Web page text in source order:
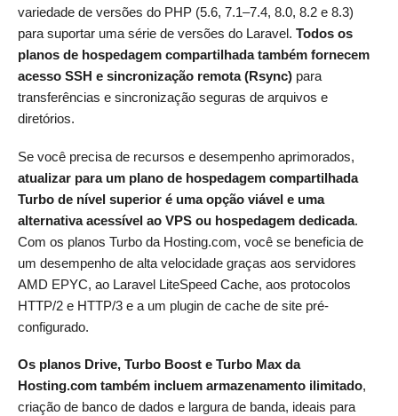
variedade de versões do PHP (5.6, 7.1–7.4, 8.0, 8.2 e 8.3)
para suportar uma série de versões do Laravel. Todos os
planos de hospedagem compartilhada também fornecem
acesso SSH e sincronização remota (Rsync) para
transferências e sincronização seguras de arquivos e
diretórios.
Se você precisa de recursos e desempenho aprimorados,
atualizar para um plano de hospedagem compartilhada
Turbo de nível superior é uma opção viável e uma
alternativa acessível ao VPS ou hospedagem dedicada.
Com os planos Turbo da Hosting.com, você se beneficia de
um desempenho de alta velocidade graças aos servidores
AMD EPYC, ao Laravel LiteSpeed Cache, aos protocolos
HTTP/2 e HTTP/3 e a um plugin de cache de site pré-
configurado.
Os planos Drive, Turbo Boost e Turbo Max da
Hosting.com também incluem armazenamento ilimitado,
criação de banco de dados e largura de banda, ideais para